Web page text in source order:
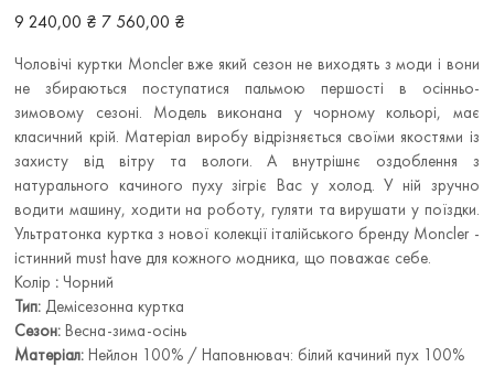
Звичайна
ціна
9 240,00 ₴ Ціна
зі7 560,00 ₴
Чоловічі куртки Moncler вже який сезон не виходять з моди і вони
не збираються поступатися пальмою першості в осінньо-
зимовому сезоні. Модель виконана у чорному кольорі, має
класичний крій. Матеріал виробу відрізняється своїми якостями із
захисту від вітру та вологи. А внутрішнє оздоблення з
натурального качиного пуху зігріє Вас у холод. У ній зручно
водити машину, ходити на роботу, гуляти та вирушати у поїздки.
Ультратонка куртка з нової колекції італійського бренду Moncler -
істинний must have для кожного модника, що поважає себе.
Колір : Чорний
Тип: Демісезонна куртка
Сезон: Весна-зима-осінь
Матеріал: Нейлон 100% / Наповнювач: білий качиний пух 100%